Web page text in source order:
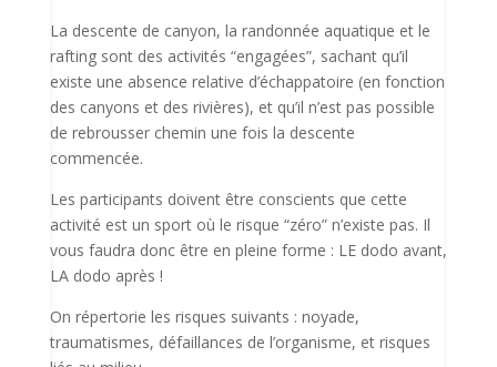
La descente de canyon, la randonnée aquatique et le
rafting sont des activités “engagées”, sachant qu’il
existe une absence relative d’échappatoire (en fonction
des canyons et des rivières), et qu’il n’est pas possible
de rebrousser chemin une fois la descente
commencée.
Les participants doivent être conscients que cette
activité est un sport où le risque “zéro” n’existe pas. Il
vous faudra donc être en pleine forme : LE dodo avant,
LA dodo après !
On répertorie les risques suivants : noyade,
traumatismes, défaillances de l’organisme, et risques